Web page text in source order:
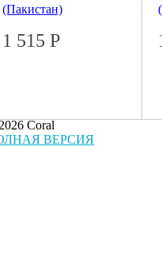
(Пакистан)
1 515 Р
Coral
ВЕРСИЯ